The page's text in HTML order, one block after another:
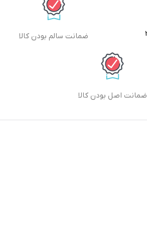
ضمانت سالم بودن کالا
ضمانت اصل بودن کالا